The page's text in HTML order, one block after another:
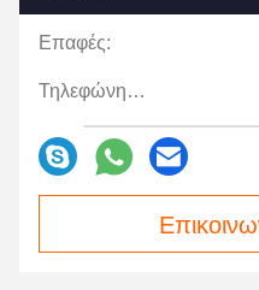
Επαφές:
Τηλεφώνημα: